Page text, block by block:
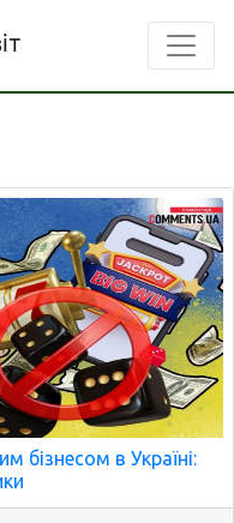
бізнесом в Україні: